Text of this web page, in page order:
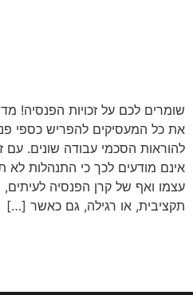
שומרים לכם על זכויות הפנסיה!
את כל המעסיקים להפריש כספי
להוראות הסכמי עבודה שונים.
אינם מודעים לכך כי התנהלות
עצמו ואף של קרן הפנסיה לעיתים,
תקציבית, או רגילה, גם כאשר […]